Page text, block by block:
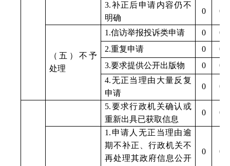
3.补正后申请内容仍不
明确
0 0
（五）不予
处理
1.信访举报投诉类申请 0
0
2.重复申请 0
0
3.要求提供公开出版物 0
0
4.无正当理由大量反复
申请
0 0
5.要求行政机关确认或
重新出具已获取信息
0 0
1. 申请人无正当理由逾
期不补正、行政机关不
再处理其政府信息公开
0 0